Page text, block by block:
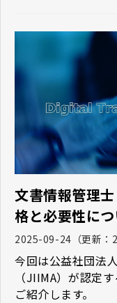
文書情報管理
格と必要性に
2025-09-24 （更新：
今回は公益社団法
（JIIMA）が認定
ご紹介します。